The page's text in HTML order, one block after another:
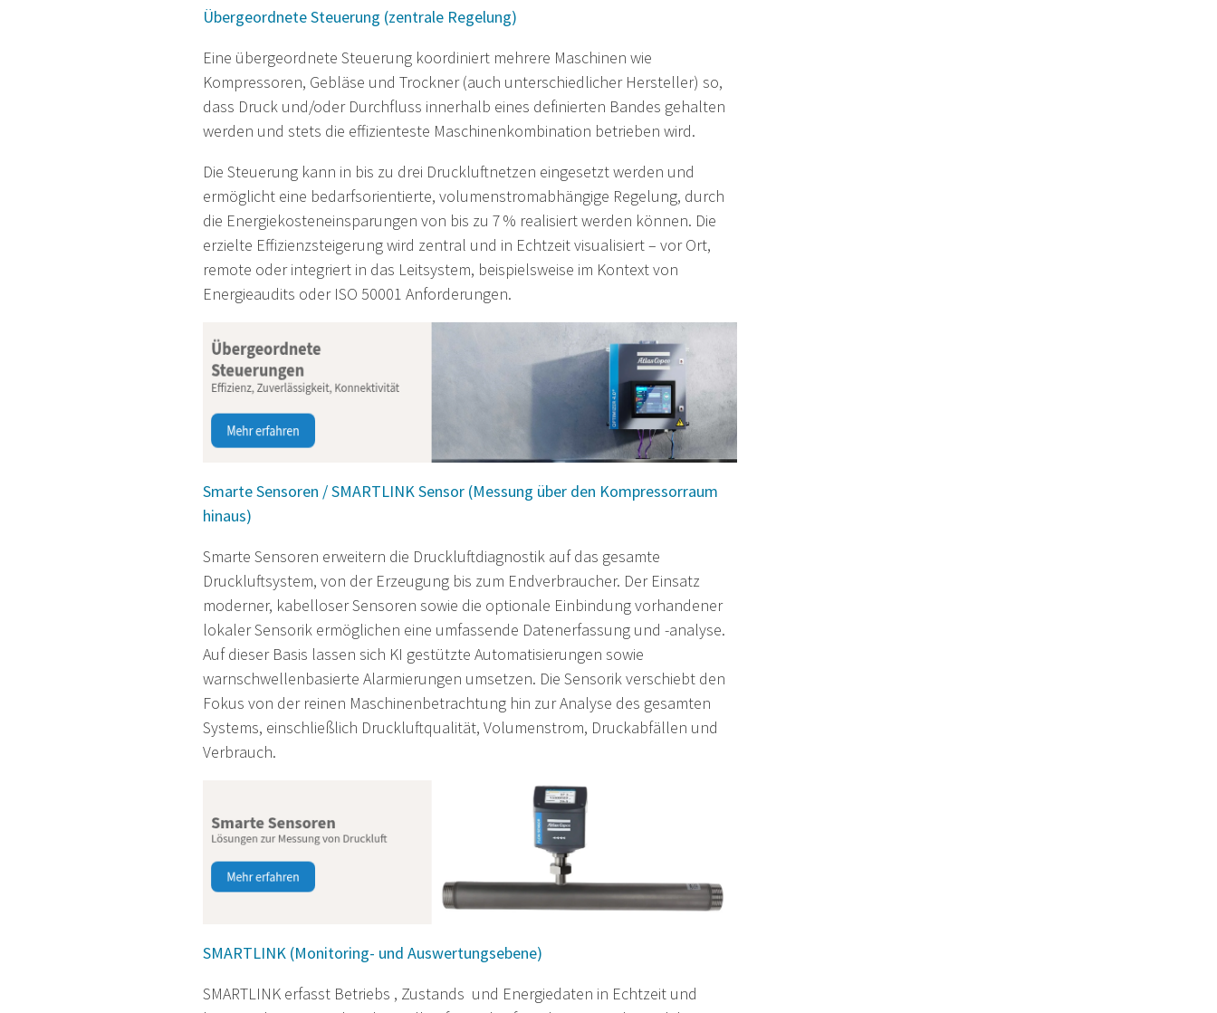
Übergeordnete Steuerung (zentrale Regelung)
Eine übergeordnete Steuerung koordiniert mehrere Maschinen wie
Kompressoren, Gebläse und Trockner (auch unterschiedlicher Hersteller) so,
dass Druck und/oder Durchfluss innerhalb eines definierten Bandes gehalten
werden und stets die effizienteste Maschinenkombination betrieben wird.
Die Steuerung kann in bis zu drei Druckluftnetzen eingesetzt werden und
ermöglicht eine bedarfsorientierte, volumenstromabhängige Regelung, durch
die Energiekosteneinsparungen von bis zu 7 % realisiert werden können. Die
erzielte Effizienzsteigerung wird zentral und in Echtzeit visualisiert – vor Ort,
remote oder integriert in das Leitsystem, beispielsweise im Kontext von
Energieaudits oder ISO 50001 Anforderungen.
SmarteSensoren / SMARTLINK Sensor (Messung über den Kompressorraum
hinaus)
Smarte Sensoren erweitern die Druckluftdiagnostik auf das gesamte
Druckluftsystem, von der Erzeugung bis zum Endverbraucher. Der Einsatz
moderner, kabelloser Sensoren sowie die optionale Einbindung vorhandener
lokaler Sensorik ermöglichen eine umfassende Datenerfassung und -analyse.
Auf dieser Basis lassen sich KI gestützte Automatisierungen sowie
warnschwellenbasierte Alarmierungen umsetzen. Die Sensorik verschiebt den
Fokus von der reinen Maschinenbetrachtung hin zur Analyse des gesamten
Systems, einschließlich Druckluftqualität, Volumenstrom, Druckabfällen und
Verbrauch.
SMARTLINK (Monitoring- und Auswertungsebene)
SMARTLINK erfasst Betriebs , Zustands und Energiedaten in Echtzeit und